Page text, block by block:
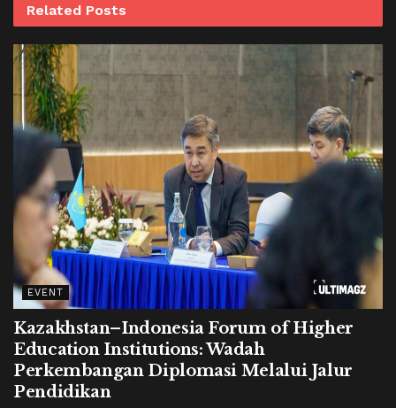
Related Posts
EVENT
Kazakhstan–Indonesia Forum of Higher
Education Institutions: Wadah
Perkembangan Diplomasi Melalui Jalur
Pendidikan